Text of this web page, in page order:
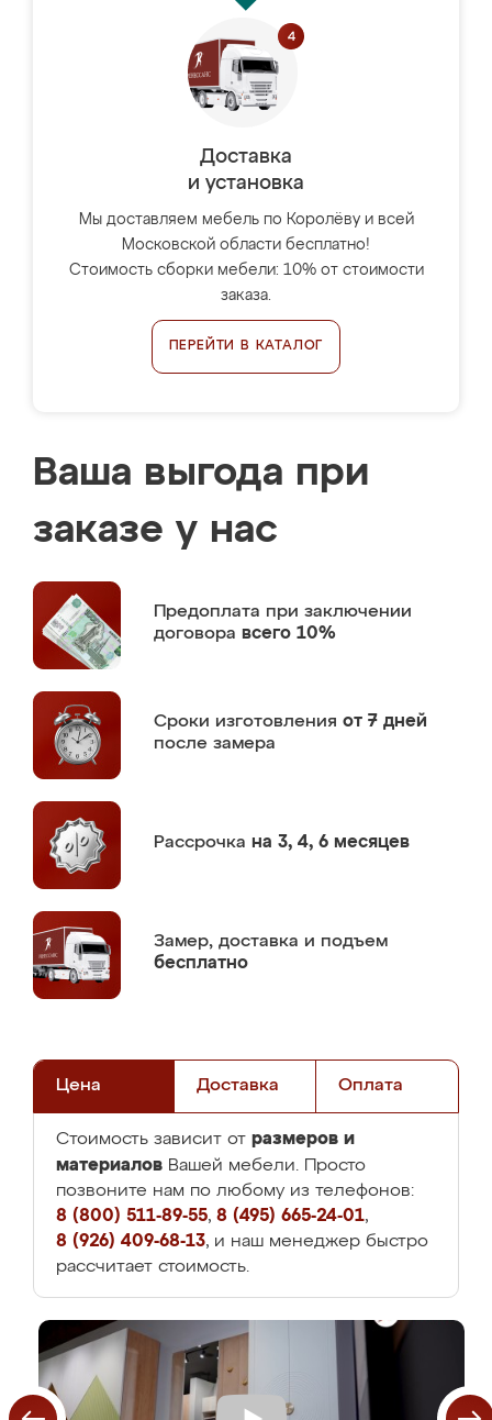
Доставка
и установка
Мы доставляем мебель по Королёву и всей
Московской области бесплатно!
Стоимость сборки мебели: 10% от стоимости
заказа.
ПЕРЕЙТИ В КАТАЛОГ
Ваша выгода при
заказе у нас
Предоплата при заключении
договора всего 10%
Сроки изготовления от 7 дней
после замера
Рассрочка на 3, 4, 6 месяцев
Замер, доставка и подъем
бесплатно
Цена Доставка Оплата
Стоимость зависит от размеров и
материалов Вашей мебели. Просто
позвоните нам по любому из телефонов:
8 (800) 511-89-55, 8 (495) 665-24-01,
8 (926) 409-68-13, и наш менеджер быстро
рассчитает стоимость.